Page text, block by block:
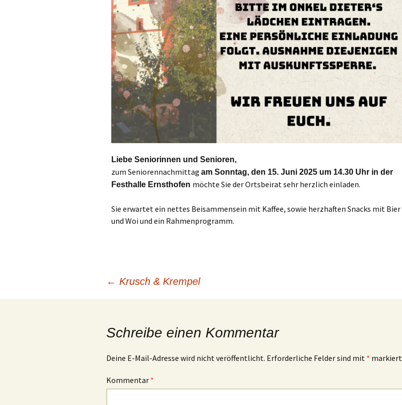
Liebe Seniorinnen und Senioren,
zum Seniorennachmittag am Sonntag, den 15. Juni 2025 um 14.30 Uhr in der
Festhalle Ernsthofen möchte Sie der Ortsbeirat sehr herzlich einladen.
Sie erwartet ein nettes Beisammensein mit Kaffee, sowie herzhaften Snacks mit Bier
und Woi und ein Rahmenprogramm.
← Krusch & Krempel
Schreibe einen Kommentar
Deine E-Mail-Adresse wird nicht veröffentlicht. Erforderliche Felder sind mit * markiert
Kommentar *